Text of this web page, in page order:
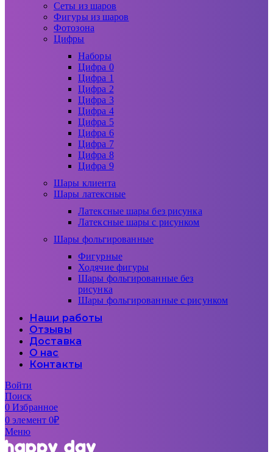
Сеты из шаров
Фигуры из шаров
Фотозона
Цифры
Наборы
Цифра 0
Цифра 1
Цифра 2
Цифра 3
Цифра 4
Цифра 5
Цифра 6
Цифра 7
Цифра 8
Цифра 9
Шары клиента
Шары латексные
Латексные шары без рисунка
Латексные шары с рисунком
Шары фольгированные
Фигурные
Ходячие фигуры
Шары фольгированные без
рисунка
Шары фольгированные с рисунком
Наши работы
Отзывы
Доставка
О нас
Контакты
Войти
Поиск
0Избранное
0элемент 0₽
Меню